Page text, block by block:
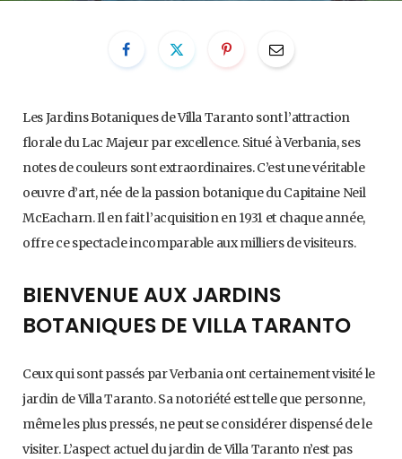
Les Jardins Botaniques de Villa Taranto sont l’attraction
florale du Lac Majeur par excellence. Situé à Verbania, ses
notes de couleurs sont extraordinaires. C’est une véritable
oeuvre d’art, née de la passion botanique du Capitaine Neil
McEacharn. Il en fait l’acquisition en 1931 et chaque année,
offre ce spectacle incomparable aux milliers de visiteurs.
BIENVENUE AUX JARDINS
BOTANIQUES DE VILLA TARANTO
Ceux qui sont passés par Verbania ont certainement visité le
jardin de Villa Taranto. Sa notoriété est telle que personne,
même les plus pressés, ne peut se considérer dispensé de le
visiter. L’aspect actuel du jardin de Villa Taranto n’est pas